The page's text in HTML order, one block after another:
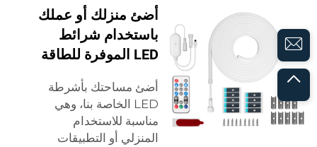
أضئ منزلك أو عملك
باستخدام شرائط
LED الموفرة للطاقة
أضئ مساحتك بأشرطة
LED الخاصة بنا، وهي
مناسبة للاستخدام
المنزلي أو التطبيقات